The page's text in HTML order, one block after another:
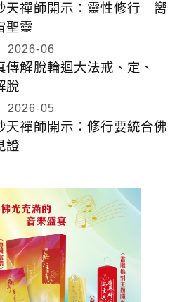
天禪師開示：靈性修行 嚮
聖靈
2026-06
傳解脫輪迴大法戒、定、
脫
2026-05
天禪師開示：修行要統合佛
證